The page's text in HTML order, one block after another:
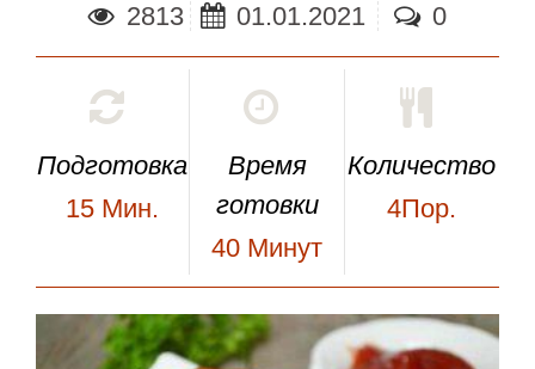
2813 01.01.2021 0
Подготовка
15 Мин.
Время
готовки
40 Минут
Количество
4Пор.